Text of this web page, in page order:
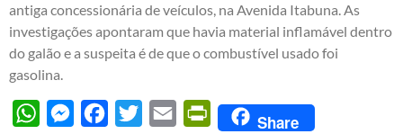
antiga concessionária de veículos, na Avenida Itabuna. As
investigações apontaram que havia material inflamável dentro
do galão e a suspeita é de que o combustível usado foi
gasolina.
WhatsAppMessengerFacebook
Twitter Email PrintFriendly
Share